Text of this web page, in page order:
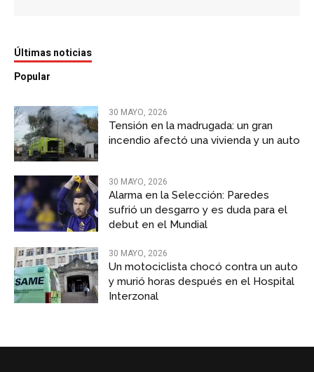
Últimas noticias
Popular
30 MAYO, 2026
Tensión en la madrugada: un gran
incendio afectó una vivienda y un auto
30 MAYO, 2026
Alarma en la Selección: Paredes
sufrió un desgarro y es duda para el
debut en el Mundial
30 MAYO, 2026
Un motociclista chocó contra un auto
y murió horas después en el Hospital
Interzonal